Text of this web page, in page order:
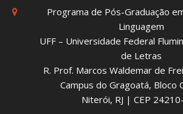
Programa de Pós-Graduação
Linguagem
UFF – Universidade Federal
de Letras
R. Prof. Marcos Waldemar de
Campus do Gragoatá, Bloco
Niterói, RJ | CEP